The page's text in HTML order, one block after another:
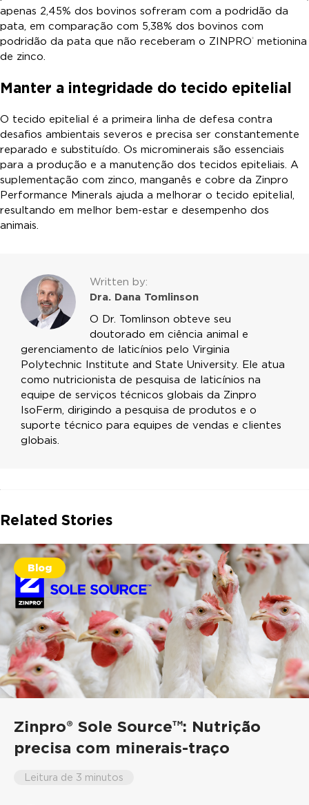
apenas 2,45% dos bovinos sofreram com a podridão da
pata, em comparação com 5,38% dos bovinos com
podridão da pata que não receberam o ZINPRO® metionina
de zinco.
Manter a integridade do tecido epitelial
O tecido epitelial é a primeira linha de defesa contra
desafios ambientais severos e precisa ser constantemente
reparado e substituído. Os microminerais são essenciais
para a produção e a manutenção dos tecidos epiteliais. A
suplementação com zinco, manganês e cobre da Zinpro
Performance Minerals ajuda a melhorar o tecido epitelial,
resultando em melhor bem-estar e desempenho dos
animais.
Written by:
Dra. Dana Tomlinson
O Dr. Tomlinson obteve seu
doutorado em ciência animal e
gerenciamento de laticínios pelo Virginia
Polytechnic Institute and State University. Ele atua
como nutricionista de pesquisa de laticínios na
equipe de serviços técnicos globais da Zinpro
IsoFerm, dirigindo a pesquisa de produtos e o
suporte técnico para equipes de vendas e clientes
globais.
Related Stories
Blog
Zinpro® Sole Source™: Nutrição
precisa com minerais-traço
Leitura de 3 minutos